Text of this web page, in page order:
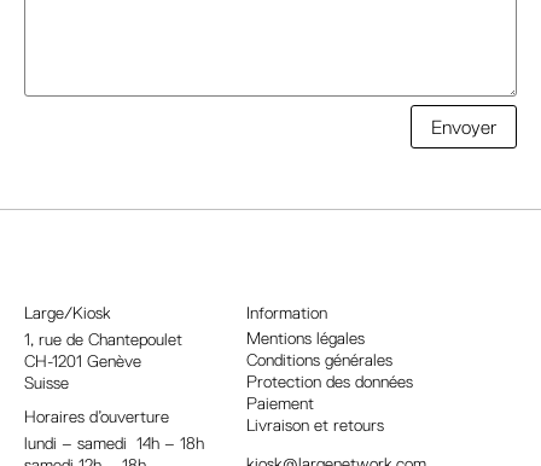
Envoyer
e
Large/Kiosk
1, rue de Chantepoulet
CH-1201 Genève
Suisse
Horaires d’ouverture
lundi – samedi 14h – 18h
Information
Mentions légales
Conditions générales
Protection des données
Paiement
Livraison et retours